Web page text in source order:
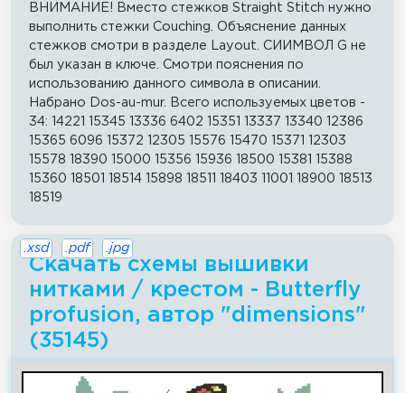
ВНИМАНИЕ! Вместо стежков Straight Stitch нужно
выполнить стежки Couching. Объяснение данных
стежков смотри в разделе Layout. СИИМВОЛ G не
был указан в ключе. Смотри пояснения по
использованию данного символа в описании.
Набрано Dos-au-mur. Всего используемых цветов -
34: 14221 15345 13336 6402 15351 13337 13340 12386
15365 6096 15372 12305 15576 15470 15371 12303
15578 18390 15000 15356 15936 18500 15381 15388
15360 18501 18514 15898 18511 18403 11001 18900 18513
18519
Скачать схемы вышивки
нитками / крестом - Butterfly
profusion, автор "dimensions"
(35145)
.xsd .pdf .jpg